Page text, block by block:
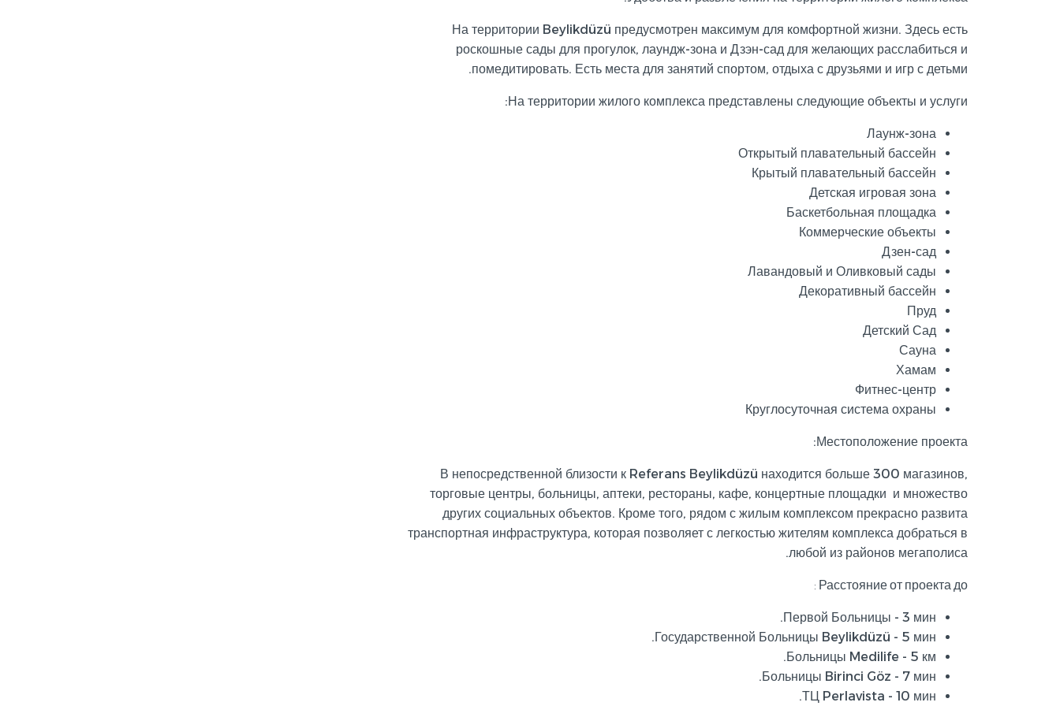
На территории Beylikdüzü предусмотрен максимум для комфортной жизни. Здесь есть
роскошные сады для прогулок, лаундж-зона и Дзэн-сад для желающих расслабиться и
помедитировать. Есть места для занятий спортом, отдыха с друзьями и игр с детьми.
На территории жилого комплекса представлены следующие объекты и услуги:
Лаунж-зона
Открытый плавательный бассейн
Крытый плавательный бассейн
Детская игровая зона
Баскетбольная площадка
Коммерческие объекты
Дзен-сад
Лавандовый и Оливковый сады
Декоративный бассейн
Пруд
Детский Сад
Сауна
Хамам
Фитнес-центр
Круглосуточная система охраны
Местоположение проекта:
В непосредственной близости к Referans Beylikdüzü находится больше 300 магазинов,
торговые центры, больницы, аптеки, рестораны, кафе, концертные площадки и множество
других социальных объектов. Кроме того, рядом с жилым комплексом прекрасно развита
транспортная инфраструктура, которая позволяет с легкостью жителям комплекса добраться в
любой из районов мегаполиса.
Расстояние от проекта до :
Первой Больницы - 3 мин.
Государственной Больницы Beylikdüzü - 5 мин.
Больницы Medilife - 5 км.
Больницы Birinci Göz - 7 мин.
ТЦ Perlavista - 10 мин.